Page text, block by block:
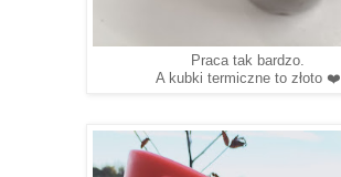
Praca tak bardzo.
A kubki termiczne to złoto ❤️